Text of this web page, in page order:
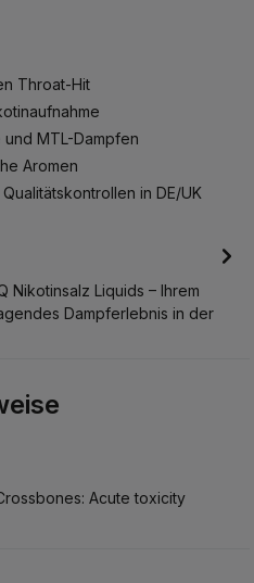
Throat-Hit
MTL-Dampfen
Aromen
in DE/UK
Nikotinsalz Liquids – Ihrem
Dampferlebnis in der
Acute toxicity